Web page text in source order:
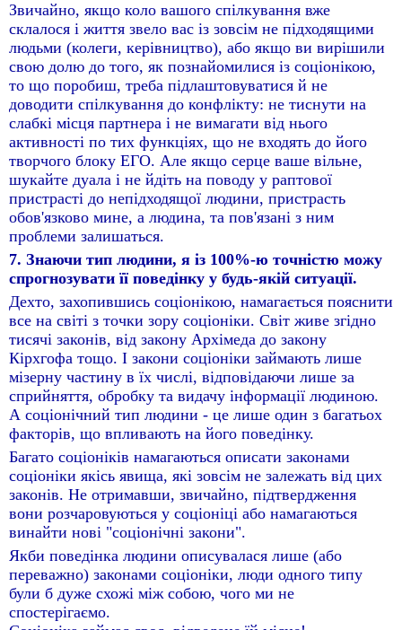
Звичайно, якщо коло вашого спілкування вже
склалося і життя звело вас із зовсім не підходящими
людьми (колеги, керівництво), або якщо ви вирішили
свою долю до того, як познайомилися із соціонікою,
то що поробиш, треба підлаштовуватися й не
доводити спілкування до конфлікту: не тиснути на
слабкі місця партнера і не вимагати від нього
активності по тих функціях, що не входять до його
творчого блоку ЕГО. Але якщо серце ваше вільне,
шукайте дуала і не йдіть на поводу у раптової
пристрасті до непідходящої людини, пристрасть
обов'язково мине, а людина, та пов'язані з ним
проблеми залишаться.
7. Знаючи тип людини, я із 100%-ю точністю можу
спрогнозувати її поведінку у будь-якій ситуації.
Дехто, захопившись соціонікою, намагається пояснити
все на світі з точки зору соціоніки. Світ живе згідно
тисячі законів, від закону Архімеда до закону
Кірхгофа тощо. І закони соціоніки займають лише
мізерну частину в їх числі, відповідаючи лише за
сприйняття, обробку та видачу інформації людиною.
А соціонічний тип людини - це лише один з багатьох
факторів, що впливають на його поведінку.
Багато соціоніків намагаються описати законами
соціоніки якісь явища, які зовсім не залежать від цих
законів. Не отримавши, звичайно, підтвердження
вони розчаровуються у соціоніці або намагаються
винайти нові "соціонічні закони".
Якби поведінка людини описувалася лише (або
переважно) законами соціоніки, люди одного типу
були б дуже схожі між собою, чого ми не
спостерігаємо.